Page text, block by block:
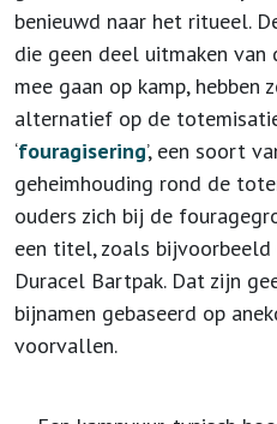
benieuwd naar het ritueel.
die geen deel uitmaken
mee gaan op kamp, hebben
alternatief op de
‘fouragisering’, een soort
geheimhouding rond de
ouders zich bij de
een titel, zoals
Duracel Bartpak. Dat zijn
bijnamen gebaseerd op
voorvallen.